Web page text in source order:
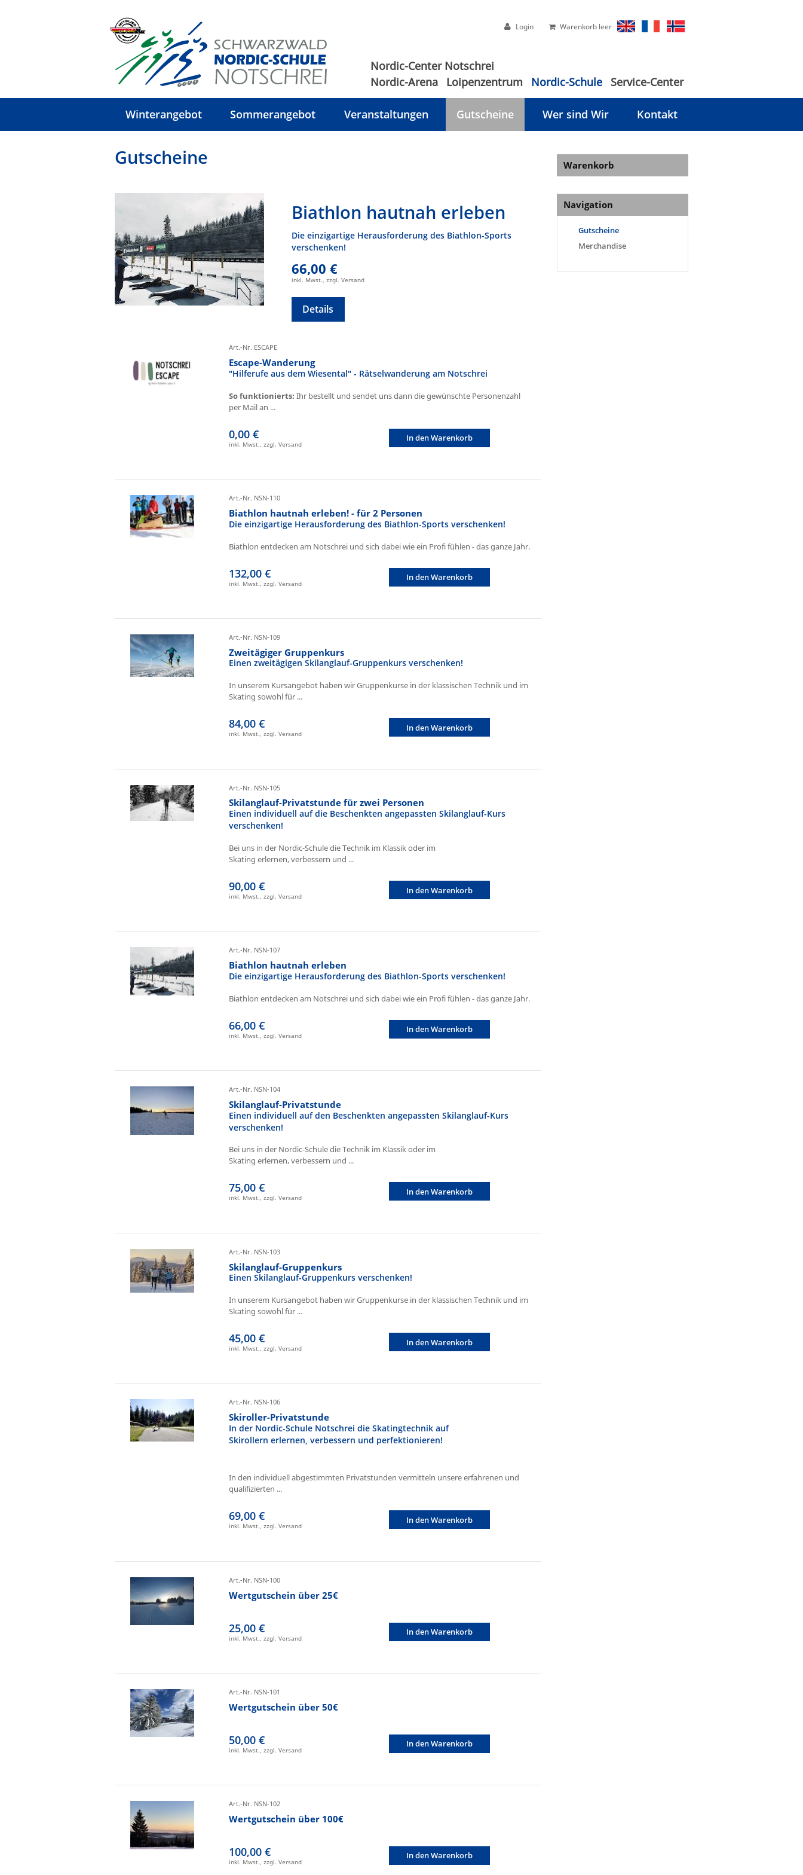
Login Warenkorb leer
Nordic-Center Notschrei
Nordic-Arena
Loipenzentrum Nordic-Schule Service-Center
Winterangebot Sommerangebot Veranstaltungen Gutscheine Wer sind Wir Kontakt
Gutscheine
Biathlon hautnah erleben
Die einzigartige Herausforderung des Biathlon-Sports
verschenken!
66,00 €
inkl. Mwst., zzgl. Versand
Details
Art.-Nr. ESCAPE
Escape-Wanderung
"Hilferufe aus dem Wiesental" - Rätselwanderung am Notschrei
So funktionierts: Ihr bestellt und sendet uns dann die gewünschte Personenzahl
per Mail an ...
0,00 €
inkl. Mwst., zzgl. Versand
In den Warenkorb
Art.-Nr. NSN-110
Biathlon hautnah erleben! - für 2 Personen
Die einzigartige Herausforderung des Biathlon-Sports verschenken!
Biathlon entdecken am Notschrei und sich dabei wie ein Profi fühlen - das ganze Jahr.
132,00 €
inkl. Mwst., zzgl. Versand
In den Warenkorb
Art.-Nr. NSN-109
Zweitägiger Gruppenkurs
Einen zweitägigen Skilanglauf-Gruppenkurs verschenken!
In unserem Kursangebot haben wir Gruppenkurse in der klassischen Technik und im
Skating sowohl für ...
84,00 €
inkl. Mwst., zzgl. Versand
In den Warenkorb
Art.-Nr. NSN-105
Skilanglauf-Privatstunde für zwei Personen
Einen individuell auf die Beschenkten angepassten Skilanglauf-Kurs
verschenken!
Bei uns in der Nordic-Schule die Technik im Klassik oder im
Skating erlernen, verbessern und ...
90,00 €
inkl. Mwst., zzgl. Versand
In den Warenkorb
Art.-Nr. NSN-107
Biathlon hautnah erleben
Die einzigartige Herausforderung des Biathlon-Sports verschenken!
Biathlon entdecken am Notschrei und sich dabei wie ein Profi fühlen - das ganze Jahr.
66,00 €
inkl. Mwst., zzgl. Versand
In den Warenkorb
Art.-Nr. NSN-104
Skilanglauf-Privatstunde
Einen individuell auf den Beschenkten angepassten Skilanglauf-Kurs
verschenken!
Bei uns in der Nordic-Schule die Technik im Klassik oder im
Skating erlernen, verbessern und ...
75,00 €
inkl. Mwst., zzgl. Versand
In den Warenkorb
Art.-Nr. NSN-103
Skilanglauf-Gruppenkurs
Einen Skilanglauf-Gruppenkurs verschenken!
In unserem Kursangebot haben wir Gruppenkurse in der klassischen Technik und im
Skating sowohl für ...
45,00 €
inkl. Mwst., zzgl. Versand
In den Warenkorb
Art.-Nr. NSN-106
Skiroller-Privatstunde
In der Nordic-Schule Notschrei die Skatingtechnik auf
Skirollern erlernen, verbessern und perfektionieren!
In den individuell abgestimmten Privatstunden vermitteln unsere erfahrenen und
qualifizierten ...
69,00 €
inkl. Mwst., zzgl. Versand
In den Warenkorb
Art.-Nr. NSN-100
Wertgutschein über 25€
25,00 €
inkl. Mwst., zzgl. Versand
In den Warenkorb
Art.-Nr. NSN-101
Wertgutschein über 50€
50,00 €
inkl. Mwst., zzgl. Versand
In den Warenkorb
Art.-Nr. NSN-102
Wertgutschein über 100€
100,00 €
inkl. Mwst., zzgl. Versand
In den Warenkorb
Warenkorb
Navigation
Gutscheine
Merchandise